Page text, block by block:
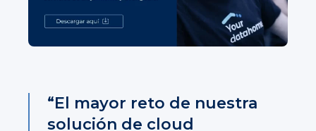
“El mayor reto de nuestra
solución de cloud